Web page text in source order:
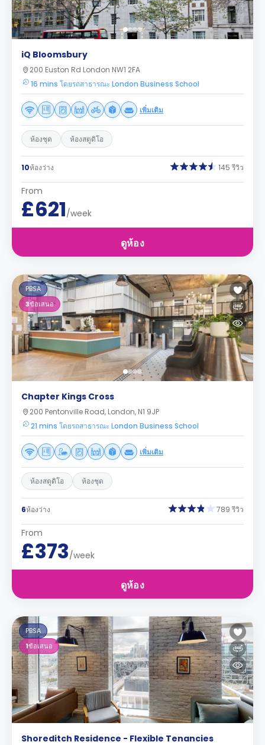
iQ Bloomsbury
200 Euston Rd London NW1 2FA
16 mins โดยรถสาธารณะ London Business School
เพิ่มเติม
ห้องชุด ห้องสตูดิโอ
10ห้องว่าง 145 รีวิว
From
£621/week
ดูห้อง
PBSA
3ข้อเสนอ
Chapter Kings Cross
200 Pentonville Road, London, N1 9JP
21 mins โดยรถสาธารณะ London Business School
เพิ่มเติม
ห้องสตูดิโอ ห้องชุด
6ห้องว่าง 789 รีวิว
From
£373/week
ดูห้อง
PBSA
1ข้อเสนอ
Shoreditch Residence - Flexible Tenancies